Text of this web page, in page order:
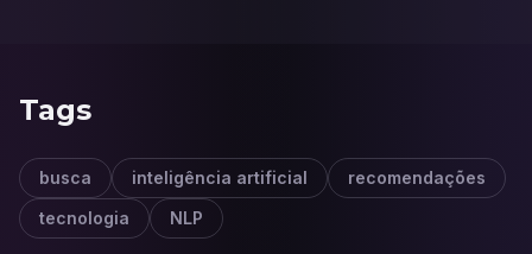
Tags
busca inteligência artificial
recomendações
tecnologia
NLP